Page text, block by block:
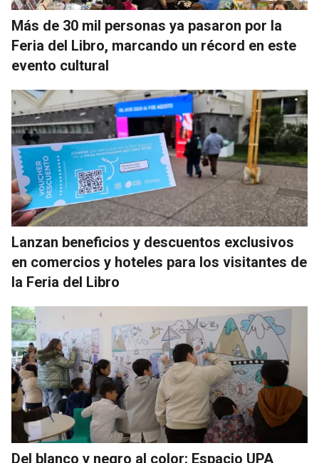
Más de 30 mil personas ya pasaron por la
Feria del Libro, marcando un récord en este
evento cultural
Lanzan beneficios y descuentos exclusivos
en comercios y hoteles para los visitantes de
la Feria del Libro
Del blanco y negro al color: Espacio UPA